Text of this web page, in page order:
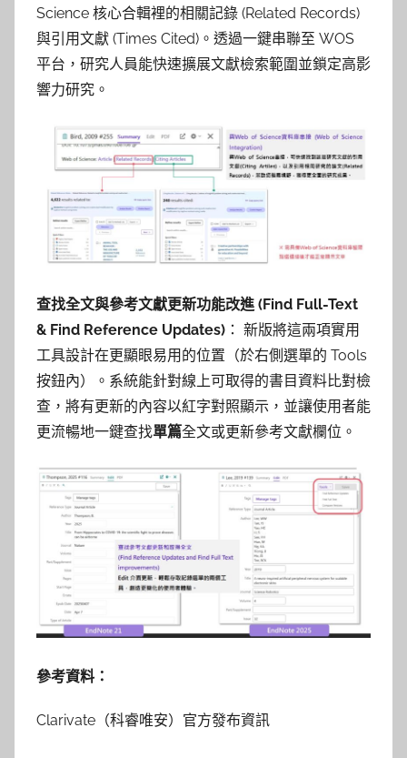
Science 核心合輯裡的相關記錄 (Related Records)
與引用文獻 (Times Cited)。透過一鍵串聯至 WOS
平台，研究人員能快速擴展文獻檢索範圍並鎖定高影
響力研究。
查找全文與參考文獻更新功能改進 (Find Full-Text
& Find Reference Updates) ： 新版將這兩項實用
工具設計在更顯眼易用的位置（於右側選單的 Tools
按鈕內）。系統能針對線上可取得的書目資料比對檢
查，將有更新的內容以紅字對照顯示，並讓使用者能
更流暢地一鍵查找單篇全文或更新參考文獻欄位。
參考資料：
Clarivate（科睿唯安）官方發布資訊